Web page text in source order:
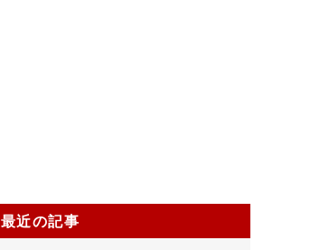
最近の記事